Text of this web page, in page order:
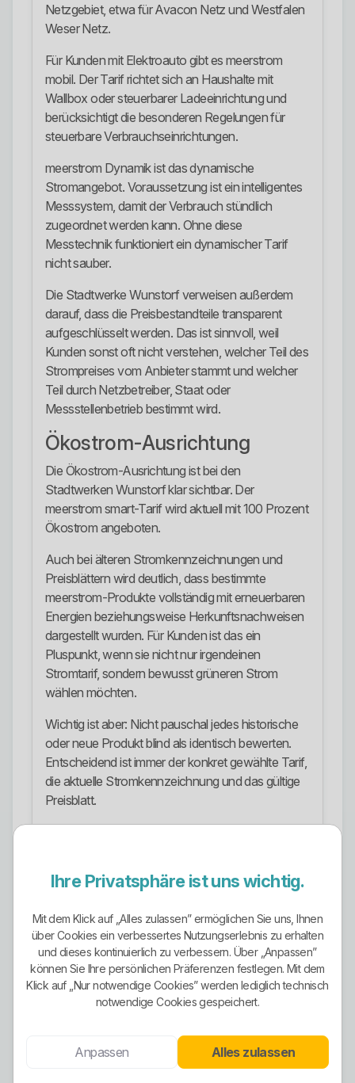
Netzgebiet, etwa für Avacon Netz und Westfalen
Weser Netz.
Für Kunden mit Elektroauto gibt es meerstrom
mobil. Der Tarif richtet sich an Haushalte mit
Wallbox oder steuerbarer Ladeeinrichtung und
berücksichtigt die besonderen Regelungen für
steuerbare Verbrauchseinrichtungen.
meerstrom Dynamik ist das dynamische
Stromangebot. Voraussetzung ist ein intelligentes
Messsystem, damit der Verbrauch stündlich
zugeordnet werden kann. Ohne diese
Messtechnik funktioniert ein dynamischer Tarif
nicht sauber.
Die Stadtwerke Wunstorf verweisen außerdem
darauf, dass die Preisbestandteile transparent
aufgeschlüsselt werden. Das ist sinnvoll, weil
Kunden sonst oft nicht verstehen, welcher Teil des
Strompreises vom Anbieter stammt und welcher
Teil durch Netzbetreiber, Staat oder
Messstellenbetrieb bestimmt wird.
Ökostrom-Ausrichtung
Die Ökostrom-Ausrichtung ist bei den
Stadtwerken Wunstorf klar sichtbar. Der
meerstrom smart-Tarif wird aktuell mit 100 Prozent
Ökostrom angeboten.
Auch bei älteren Stromkennzeichnungen und
Preisblättern wird deutlich, dass bestimmte
meerstrom-Produkte vollständig mit erneuerbaren
Energien beziehungsweise Herkunftsnachweisen
dargestellt wurden. Für Kunden ist das ein
Pluspunkt, wenn sie nicht nur irgendeinen
Stromtarif, sondern bewusst grüneren Strom
wählen möchten.
Wichtig ist aber: Nicht pauschal jedes historische
oder neue Produkt blind als identisch bewerten.
Entscheidend ist immer der konkret gewählte Tarif,
die aktuelle Stromkennzeichnung und das gültige
Preisblatt.
Grundpreis, Arbeitspreis, Laufzeit, Kündigungsfrist,
Zählertechnik, Messentgelte und Netzgebiet
Wunschdenken.
Stromangebote
Für Haushaltskunden ist meerstrom smart das
zentrale Stromprodukt. Es richtet sich an Kunden
den Tarifrechner beziehungsweise Preisblätter
nach Netzgebiet berechnet.
Ihre Privatsphäre ist uns wichtig.
Mit dem Klick auf „Alles zulassen” ermöglichen Sie uns, Ihnen
über Cookies ein verbessertes Nutzungserlebnis zu erhalten
und dieses kontinuierlich zu verbessern. Über „Anpassen”
können Sie Ihre persönlichen Präferenzen festlegen. Mit dem
Klick auf „Nur notwendige Cookies” werden lediglich technisch
notwendige Cookies gespeichert.
Anpassen Alles zulassen